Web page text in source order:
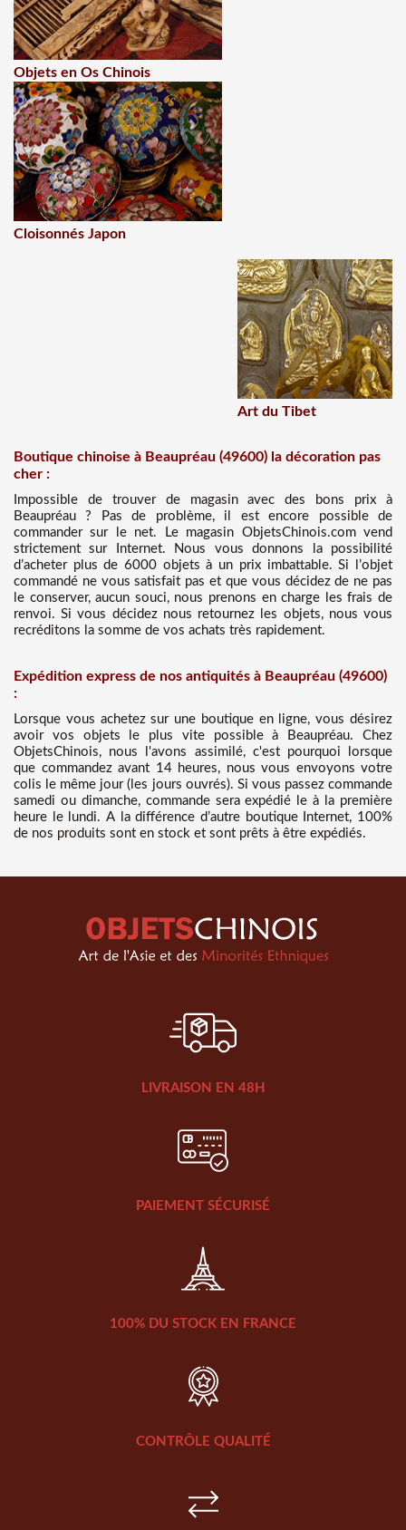
Objets en Os Chinois
Cloisonnés Japon
Art du Tibet
Boutique chinoise à Beaupréau (49600) la décoration pas
cher :
Impossible de trouver de magasin avec des bons prix à
Beaupréau ? Pas de problème, il est encore possible de
commander sur le net. Le magasin ObjetsChinois.com vend
strictement sur Internet. Nous vous donnons la possibilité
d’acheter plus de 6000 objets à un prix imbattable. Si l’objet
commandé ne vous satisfait pas et que vous décidez de ne pas
le conserver, aucun souci, nous prenons en charge les frais de
renvoi. Si vous décidez nous retournez les objets, nous vous
recréditons la somme de vos achats très rapidement.
Expédition express de nos antiquités à Beaupréau (49600)
:
Lorsque vous achetez sur une boutique en ligne, vous désirez
avoir vos objets le plus vite possible à Beaupréau. Chez
ObjetsChinois, nous l'avons assimilé, c'est pourquoi lorsque
que commandez avant 14 heures, nous vous envoyons votre
colis le même jour (les jours ouvrés). Si vous passez commande
samedi ou dimanche, commande sera expédié le à la première
heure le lundi. A la différence d’autre boutique Internet, 100%
de nos produits sont en stock et sont prêts à être expédiés.
LIVRAISON EN 48H
PAIEMENT SÉCURISÉ
100% DU STOCK EN FRANCE
CONTRÔLE QUALITÉ